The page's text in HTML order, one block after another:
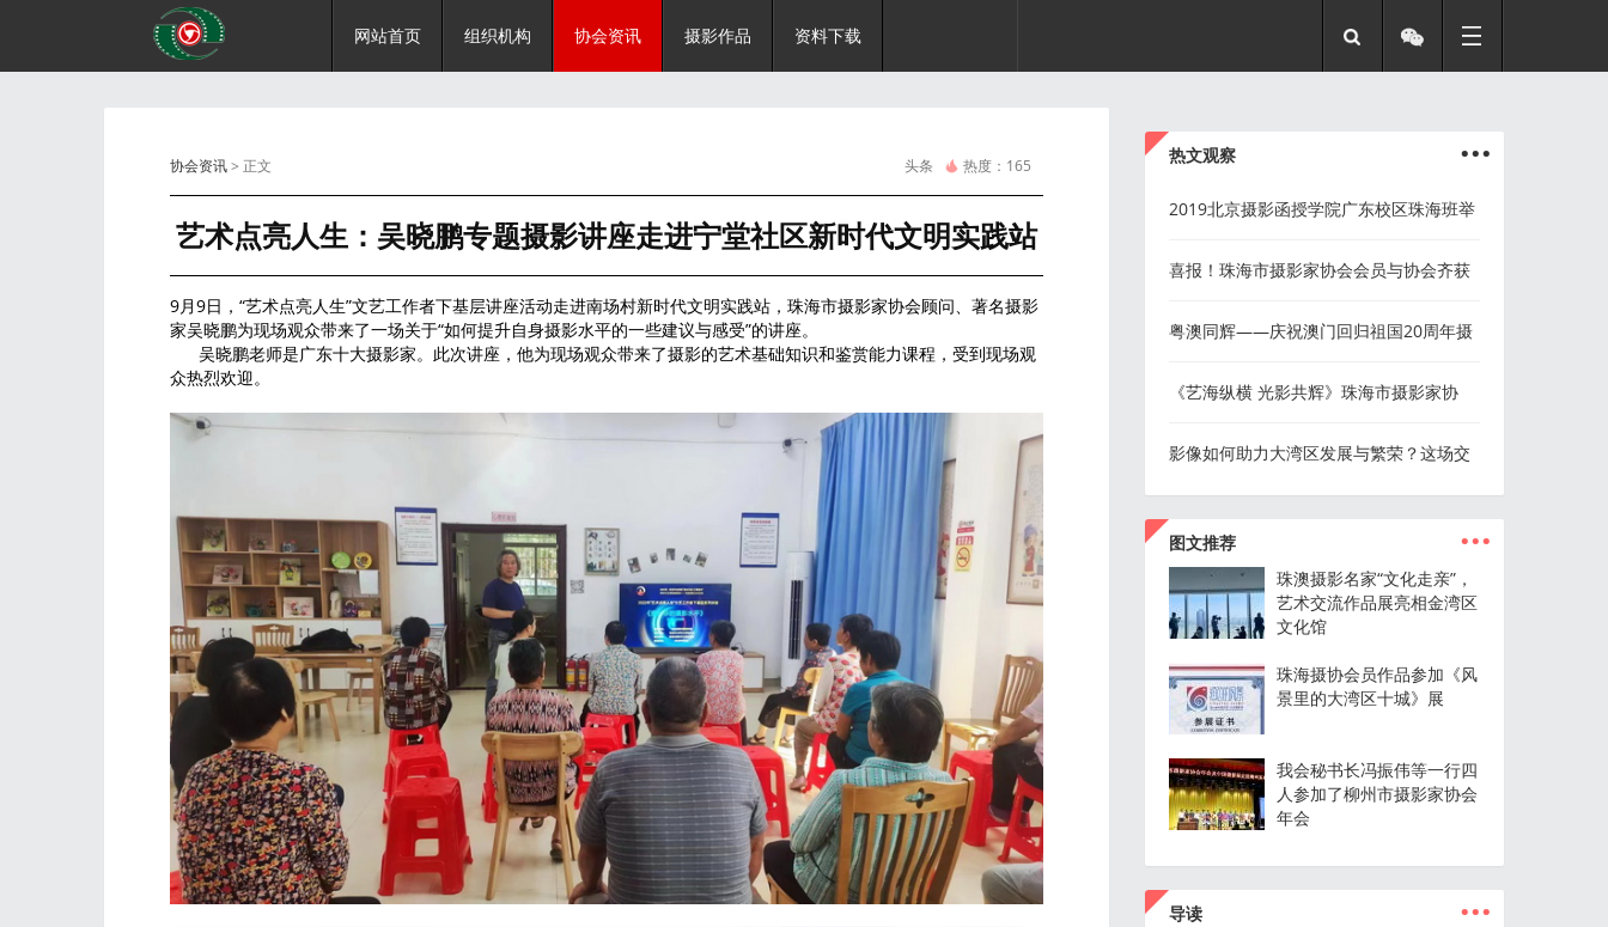
网站首页 组织机构 协会资讯 摄影作品 资料下载
协会资讯> 正文 头条 热度： 165
艺术点亮人生：吴晓鹏专题摄影讲座走进宁堂社区新时代文明实践站
9月9日，“艺术点亮人生”文艺工作者下基层讲座活动走进南场村新时代文明实践站 ，珠海市摄影家协会顾问、著名摄影
家吴晓鹏为现场观众带来了一场关于“如何提升自身摄影水平的一些建议与感受”的讲座。
吴晓鹏老师是广东十大摄影家。此次讲座，他为现场观众带来了摄影的艺术基础知识和鉴赏能力课程，受到现场观
众热烈欢迎。
热文观察 ...
2019北京摄影函授学院广东校区珠海班举
行第四次面授活动
喜报！珠海市摄影家协会会员与协会齐获
省级表彰
粤澳同辉——庆祝澳门回归祖国20周年摄
影展征稿启事
《艺海纵横 光影共辉》珠海市摄影家协
会、澳门沙龙影艺会会员作品展
影像如何助力大湾区发展与繁荣？这场交
图文推荐
...
珠澳摄影名家“文化走亲”，
艺术交流作品展亮相金湾区
文化馆
珠海摄协会员作品参加《风
景里的大湾区十城》展
我会秘书长冯振伟等一行四
人参加了柳州市摄影家协会
年会
导读 ...